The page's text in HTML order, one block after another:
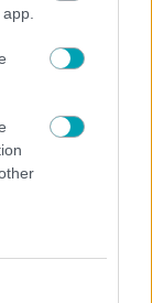
άφησε το
στην Τήνο
τους